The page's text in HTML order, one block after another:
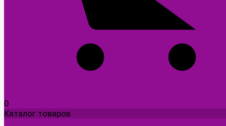
0
Каталог товаров